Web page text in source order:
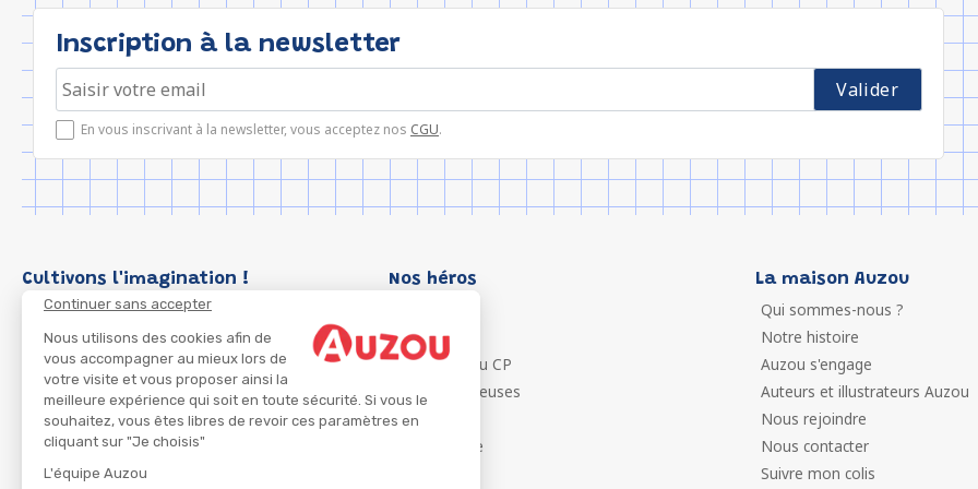
Continuer sans accepter
Nous utilisons des cookies afin de
vous accompagner au mieux lors de
votre visite et vous proposer ainsi la
meilleure expérience qui soit en toute sécurité. Si vous le
souhaitez, vous êtes libres de revoir ces paramètres en
cliquant sur "Je choisis"
L'équipe Auzou
Inscription à la newsletter
En vous inscrivant à la newsletter, vous acceptez nos CGU.
Cultivons l'imagination ! Nos héros
P'tit Loup
Les Héros du CP
Les Influenceuses
Migali
Petite Taupe
La maison Auzou
Qui sommes-nous ?
Notre histoire
Auzou s'engage
Auteurs et illustrateurs Auzou
Nous rejoindre
Nous contacter
Suivre mon colis